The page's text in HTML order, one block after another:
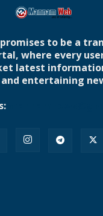
to be a
where every
latest
entertaining